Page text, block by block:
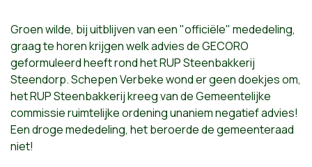
Groen wilde, bij uitblijven van een "officiële" mededeling,
graag te horen krijgen welk advies de GECORO
geformuleerd heeft rond het RUP Steenbakkerij
Steendorp. Schepen Verbeke wond er geen doekjes om,
het RUP Steenbakkerij kreeg van de Gemeentelijke
commissie ruimtelijke ordening unaniem negatief advies!
Een droge mededeling, het beroerde de gemeenteraad
niet!